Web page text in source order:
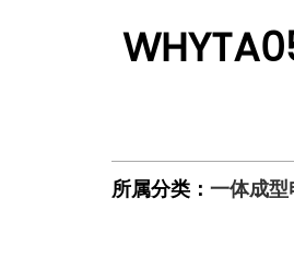
所属分类： 一体成